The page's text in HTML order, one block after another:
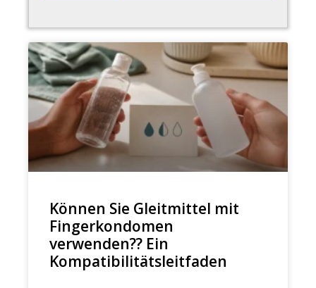
Können Sie Gleitmittel mit
Fingerkondomen
verwenden?? Ein
Kompatibilitätsleitfaden